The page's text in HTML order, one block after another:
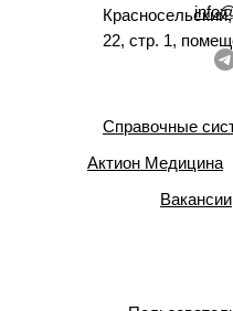
22, стр. 1,
Справочные
Актион Медицина
Вакансии